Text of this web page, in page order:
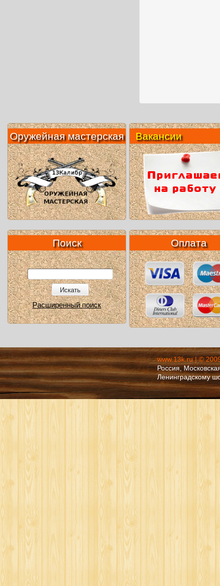
Оружейная мастерскаяВакансии
Поиск
Искать
Расширенный поиск
Оплата
www.13k.ru | ©
Россия,
Ленинградскому